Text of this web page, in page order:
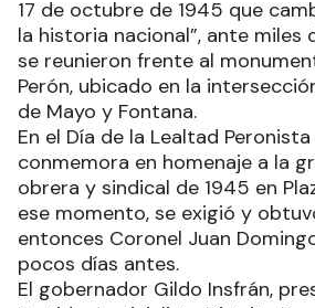
17 de octubre de 1945 que
la historia nacional”, ante miles
se reunieron frente al
Perón, ubicado en la
de Mayo y Fontana.
En el Día de la Lealtad
conmemora en homenaje a la
obrera y sindical de 1945 en
ese momento, se exigió y
entonces Coronel Juan
pocos días antes.
El gobernador Gildo Insfrán,